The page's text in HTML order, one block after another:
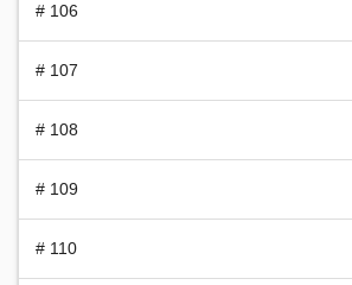
# 106
# 107
# 108
# 109
# 110